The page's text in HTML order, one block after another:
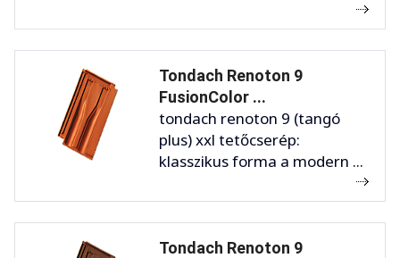
Tondach Renoton 9
FusionColor ...
tondach renoton 9 (tangó
plus) xxl tetőcserép:
klasszikus forma a modern ...
Tondach Renoton 9